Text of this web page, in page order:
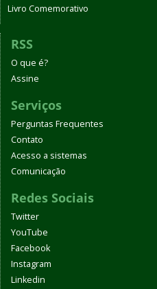
Livro Comemorativo
RSS
O que é?
Assine
Serviços
Perguntas Frequentes
Contato
Acesso a sistemas
Comunicação
Redes Sociais
Twitter
YouTube
Facebook
Instagram
Linkedin